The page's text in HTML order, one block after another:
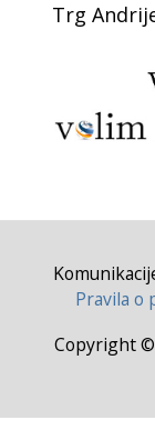
Trg
Pravila o
Copyright ©